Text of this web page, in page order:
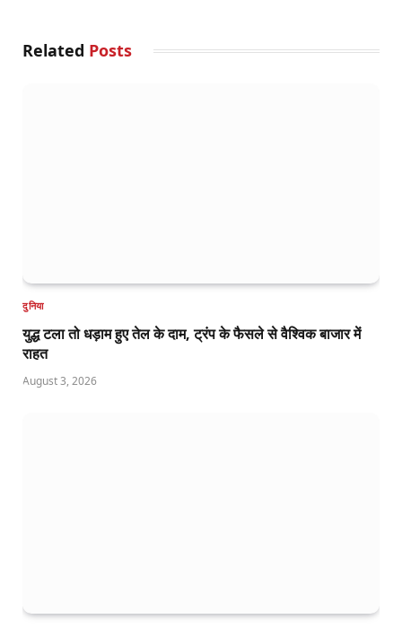
Related Posts
दुनिया
युद्ध टला तो धड़ाम हुए तेल के दाम, ट्रंप के फैसले से वैश्विक बाजार में
राहत
August 3, 2026